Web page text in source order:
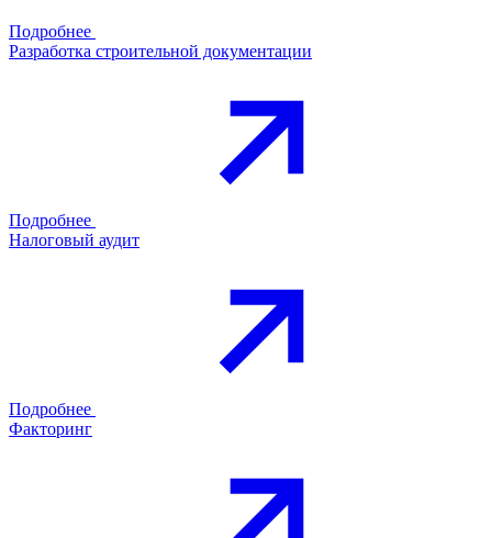
Подробнее
Разработка строительной документации
Подробнее
Налоговый аудит
Подробнее
Факторинг